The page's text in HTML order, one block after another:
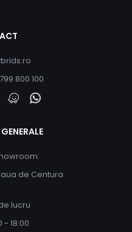
800 100
de Centura
lucru
- 18:00